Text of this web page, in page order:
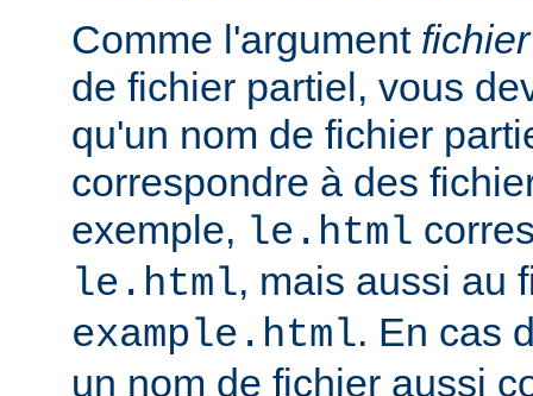
Comme l'argument fichier
de fichier partiel, vous
qu'un nom de fichier
correspondre à des
exemple, le.html
le.html, mais aussi au
example.html. En cas
un nom de fichier aussi